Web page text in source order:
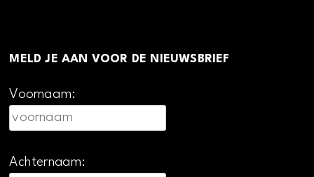
MELD JE AAN VOOR DE NIEUWSBRIEF
Voornaam:
Achternaam: